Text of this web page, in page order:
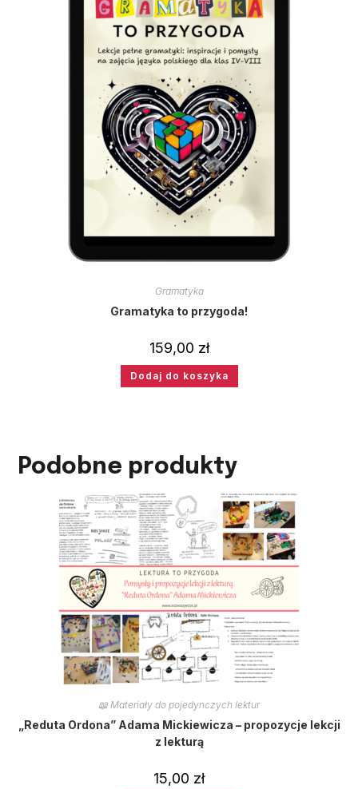
Gramatyka
Gramatyka to przygoda!
159,00 zł
Dodaj do koszyka
Podobne produkty
📖 Materiały do pojedynczych lektur
„Reduta Ordona” Adama Mickiewicza – propozycje lekcji
z lekturą
15,00 zł